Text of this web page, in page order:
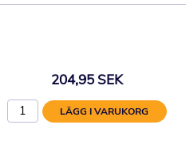
204,95 SEK
LÄGG I VARUKORG